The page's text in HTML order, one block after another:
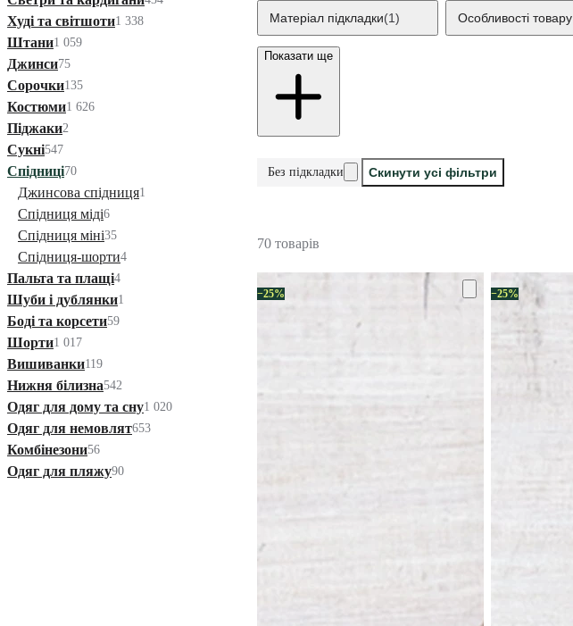
Худі та світшоти1 338
Штани1 059
Джинси75
Сорочки135
Костюми1 626
Піджаки2
Сукні547
Спідниці70
Джинсова спідниця1
Спідниця міді6
Спідниця міні35
Спідниця-шорти4
Пальта та плащі4
Шуби і дублянки1
Боді та корсети59
Шорти1 017
Вишиванки119
Нижня білизна542
Одяг для дому та сну1 020
Одяг для немовлят653
Комбінезони56
Одяг для пляжу90
Матеріал підкладки(1) Особливості товару
Показати ще
Без підкладки Скинути усі фільтри
70 товарів
−25% −25%